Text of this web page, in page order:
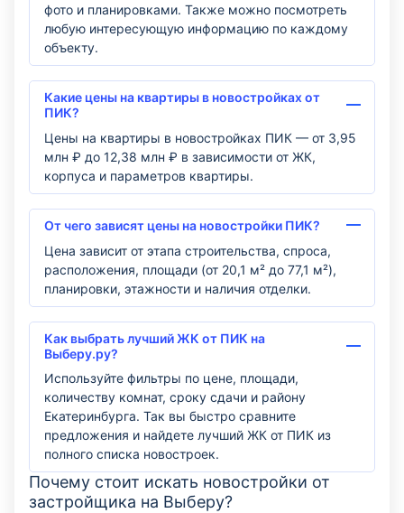
фото и планировками. Также можно посмотреть
любую интересующую информацию по каждому
объекту.
Какие цены на квартиры в новостройках от
ПИК?
Цены на квартиры в новостройках ПИК — от 3,95
млн ₽ до 12,38 млн ₽ в зависимости от ЖК,
корпуса и параметров квартиры.
От чего зависят цены на новостройки ПИК?
Цена зависит от этапа строительства, спроса,
расположения, площади (от 20,1 м² до 77,1 м²),
планировки, этажности и наличия отделки.
Как выбрать лучший ЖК от ПИК на
Выберу.ру?
Используйте фильтры по цене, площади,
количеству комнат, сроку сдачи и району
Екатеринбурга. Так вы быстро сравните
предложения и найдете лучший ЖК от ПИК из
полного списка новостроек.
Почему стоит искать новостройки от
застройщика на Выберу?